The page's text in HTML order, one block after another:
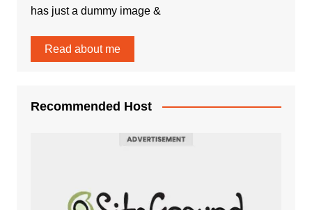
has just a dummy image &
Read about me
Recommended Host